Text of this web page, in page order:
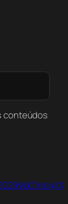
conteúdos